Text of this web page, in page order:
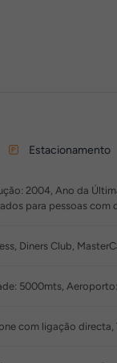
Estacionamento
2004, Ano da
para pessoas com
Diners Club,
5000mts,
com ligação